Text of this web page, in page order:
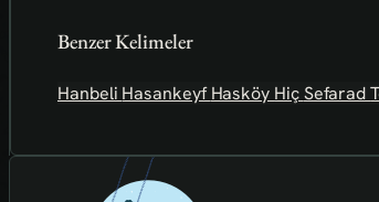
Benzer Kelimeler
Hanbeli HasankeyfHasköy HiçSefarad